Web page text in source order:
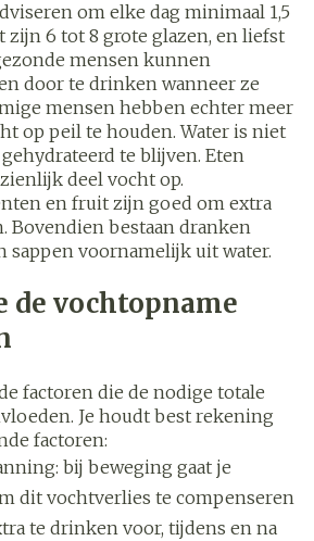
om elke dag minimaal 1,5
6 tot 8 grote glazen, en liefst
mensen kunnen
door te drinken wanneer ze
mensen hebben echter meer
op peil te houden. Water is niet
te blijven. Eten
deel vocht op.
en fruit zijn goed om extra
Bovendien bestaan dranken
sappen voornamelijk uit water.
de vochtopname
factoren die de nodige totale
Je houdt best rekening
factoren:
bij beweging gaat je
dit vochtverlies te compenseren
te drinken voor, tijdens en na